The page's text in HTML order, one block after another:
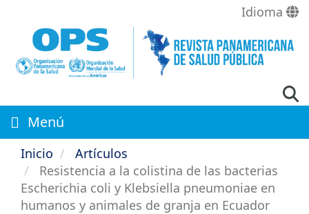
contenido
principal
Idioma
Menú
Inicio
Artículos
Resistencia a la colistina de las bacterias
Escherichia coli y Klebsiella pneumoniae en
humanos y animales de granja en Ecuador